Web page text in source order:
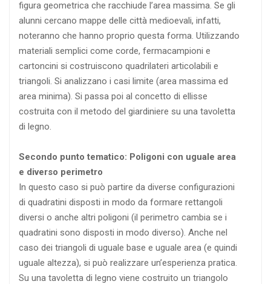
figura geometrica che racchiude l’area massima. Se gli
alunni cercano mappe delle città medioevali, infatti,
noteranno che hanno proprio questa forma. Utilizzando
materiali semplici come corde, fermacampioni e
cartoncini si costruiscono quadrilateri articolabili e
triangoli. Si analizzano i casi limite (area massima ed
area minima). Si passa poi al concetto di ellisse
costruita con il metodo del giardiniere su una tavoletta
di legno.
Secondo punto tematico: Poligoni con uguale area
e diverso perimetro
In questo caso si può partire da diverse configurazioni
di quadratini disposti in modo da formare rettangoli
diversi o anche altri poligoni (il perimetro cambia se i
quadratini sono disposti in modo diverso). Anche nel
caso dei triangoli di uguale base e uguale area (e quindi
uguale altezza), si può realizzare un’esperienza pratica.
Su una tavoletta di legno viene costruito un triangolo